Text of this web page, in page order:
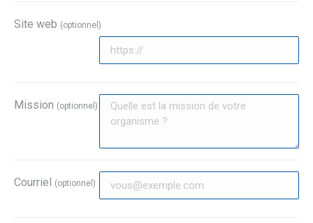
Site web (optionnel)
Mission (optionnel)
Courriel (optionnel)